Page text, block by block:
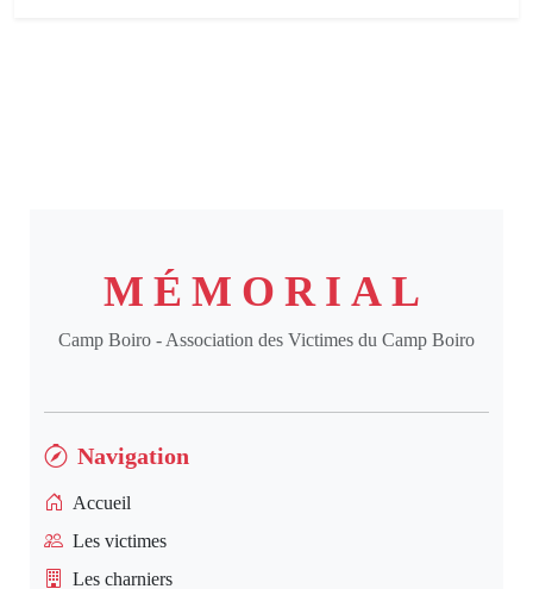
MÉMORIAL
Camp Boiro - Association des Victimes du Camp Boiro
Navigation
Accueil
Les victimes
Les charniers